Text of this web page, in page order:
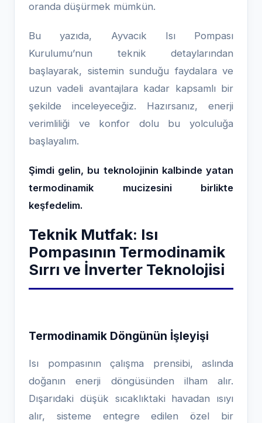
oranda düşürmek mümkün.
Bu yazıda, Ayvacık Isı Pompası
Kurulumu’nun teknik detaylarından
başlayarak, sistemin sunduğu faydalara ve
uzun vadeli avantajlara kadar kapsamlı bir
şekilde inceleyeceğiz. Hazırsanız, enerji
verimliliği ve konfor dolu bu yolculuğa
başlayalım.
Şimdi gelin, bu teknolojinin kalbinde yatan
termodinamik mucizesini birlikte
keşfedelim.
Teknik Mutfak: Isı
Pompasının Termodinamik
Sırrı ve İnverter Teknolojisi
Termodinamik Döngünün İşleyişi
Isı pompasının çalışma prensibi, aslında
doğanın enerji döngüsünden ilham alır.
Dışarıdaki düşük sıcaklıktaki havadan ısıyı
alır, sisteme entegre edilen özel bir